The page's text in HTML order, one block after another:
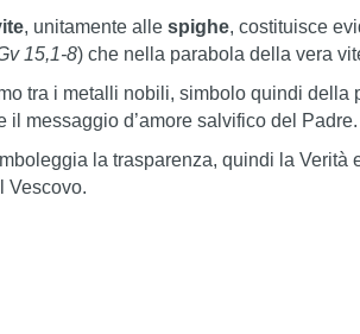
, unitamente alle spighe, costituisce
15,1-8) che nella parabola della vera
tra i metalli nobili, simbolo quindi della
il messaggio d’amore salvifico del Padre.
la trasparenza, quindi la Verità
Vescovo.